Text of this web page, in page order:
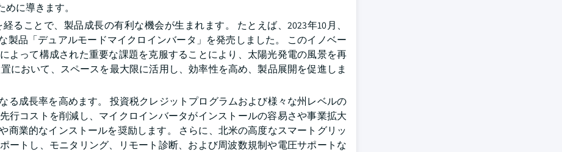
に導きます。
ることで、製品成長の有利な機会が生まれます。 たとえば、2023年10月、
製品「デュアルモードマイクロインバータ」を発売しました。 このイノベー
よって構成された重要な課題を克服することにより、太陽光発電の風景を再
において、スペースを最大限に活用し、効率性を高め、製品展開を促進しま
る成長率を高めます。 投資税クレジットプログラムおよび様々な州レベルの
行コストを削減し、マイクロインバータがインストールの容易さや事業拡大
商業的なインストールを奨励します。 さらに、北米の高度なスマートグリッ
ートし、モニタリング、リモート診断、および周波数規制や電圧サポートな